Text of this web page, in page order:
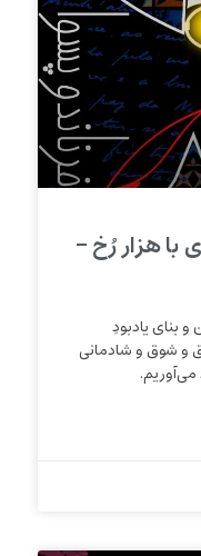
با هزار رُخ –
بنای یادبودِ
و شوق و شادمانی
می‌آوریم.